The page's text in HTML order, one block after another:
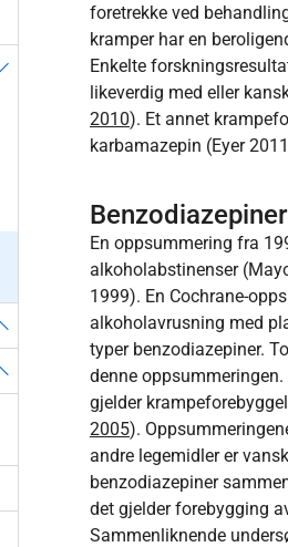
foretrekke ved
kramper har en
Enkelte
likeverdig med eller
2010). Et annet
karbamazepin (Eyer
Benzodiazepiner
En oppsummering fra
alkoholabstinenser
1999). En Cochrane-
alkoholavrusning med
typer benzodiazepiner.
denne
gjelder
2005).
andre legemidler er
benzodiazepiner
det gjelder forebygging
Sammenliknende